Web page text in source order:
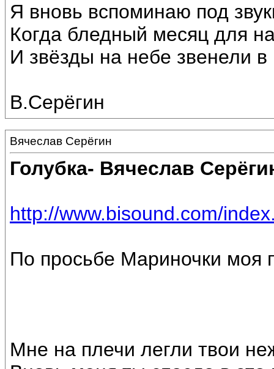
Я вновь вспоминаю под
Когда бледный месяц для
И звёзды на небе звенели в
В.Серёгин
Вячеслав Серёгин
Голубка- Вячеслав
http://www.bisound.com/
По просьбе Мариночки моя
Мне на плечи легли твои